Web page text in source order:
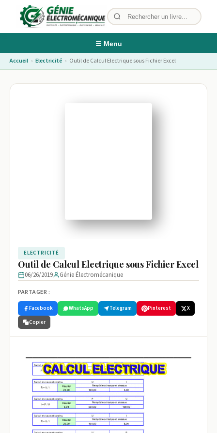
☰ Menu
Accueil › Electricité › Outil de Calcul Electrique sous Fichier Excel
ELECTRICITÉ
Outil de Calcul Electrique sous Fichier Excel
06/26/2019 Génie Électromécanique
PARTAGER :
Facebook WhatsApp Telegram Pinterest
X
Copier